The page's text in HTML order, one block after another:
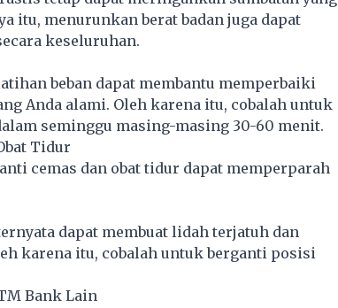
itu, menurunkan berat badan juga dapat
keseluruhan.
beban dapat membantu memperbaiki
Anda alami. Oleh karena itu, cobalah untuk
seminggu masing-masing 30-60 menit.
Tidur
cemas dan obat tidur dapat memperparah
dapat membuat lidah terjatuh dan
karena itu, cobalah untuk berganti posisi
Bank Lain